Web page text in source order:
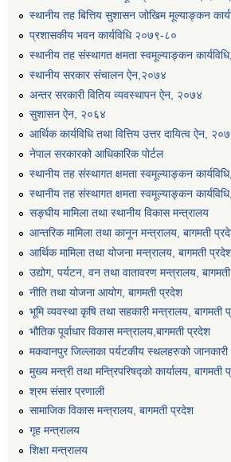
स्थानीय तह बित्तिय सुशासन जोखिम मूल्याङ्कन
प्रशासकीय भवन कार्यविधि २०७९-८०
स्थानीय तह संस्थागत क्षमता स्वमूल्याङ्कन
स्थानीय सरकार संचालन ऐन,२०७४
अन्तर सरकारी वितिय व्यवस्थापन ऐन, २०७४
सुशासन ऐन, २०६४
आर्थिक कार्यविधि तथा वित्तिय उत्तर दायित्व ऐन,
नेपाल सरकारको आधिकारिक पोर्टल
स्थानीय तह संस्थागत क्षमता स्वमूल्याङ्कन
स्थानीय तह संस्थागत क्षमता स्वमूल्याङ्कन
सङ्घीय मामिला तथा स्थानीय विकास मन्त्रालय
आन्तरिक मामिला तथा कानून मन्त्रालय, बागमती
आर्थिक मामिला तथा योजना मन्त्रालय, बागमती
उद्योग, पर्यटन, वन तथा वातावरण मन्त्रालय,
नीति तथा योजना आयोग, बागमती प्रदेश
भूमि व्यवस्था कृषि तथा सहकारी मन्त्रालय, बागमती
भौतिक पूर्वाधार विकास मन्त्रालय,बागमती प्रदेश
मकवानपुर जिल्लाका पर्यटकीय स्थलहरुको जानकारी
मुख्य मन्त्री तथा मन्त्रिपरिषद्को कार्यालय, बागमती
श्रम संसार प्रणाली
सामाजिक विकास मन्त्रालय, बागमती प्रदेश
गृह मन्त्रालय
शिक्षा मन्त्रालय